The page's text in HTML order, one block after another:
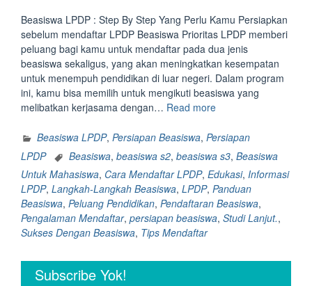
Beasiswa LPDP : Step By Step Yang Perlu Kamu Persiapkan
sebelum mendaftar LPDP Beasiswa Prioritas LPDP memberi
peluang bagi kamu untuk mendaftar pada dua jenis
beasiswa sekaligus, yang akan meningkatkan kesempatan
untuk menempuh pendidikan di luar negeri. Dalam program
ini, kamu bisa memilih untuk mengikuti beasiswa yang
melibatkan kerjasama dengan… Read more“Beasiswa
:
Step
Step
Yang
Perlu
Kamu
Beasiswa LPDP, Persiapan Beasiswa, Persiapan
LPDP
Beasiswa, beasiswa s2, beasiswa s3, Beasiswa
Untuk Mahasiswa, Cara Mendaftar LPDP, Edukasi, Informasi
LPDP, Langkah-Langkah Beasiswa, LPDP, Panduan
Beasiswa, Peluang Pendidikan, Pendaftaran Beasiswa,
Pengalaman Mendaftar, persiapan beasiswa, Studi Lanjut.,
Sukses Dengan Beasiswa, Tips Mendaftar
Subscribe Yok!